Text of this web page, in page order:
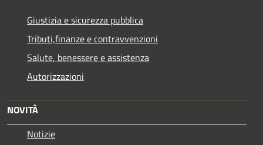
Giustizia e sicurezza pubblica
Tributi,finanze e contravvenzioni
Salute, benessere e assistenza
Autorizzazioni
NOVITÀ
Notizie